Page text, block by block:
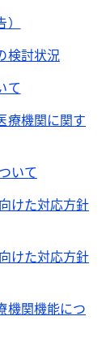
検討状況
て
機関に関す
いて
けた対応方針
けた対応方針
関機能につ